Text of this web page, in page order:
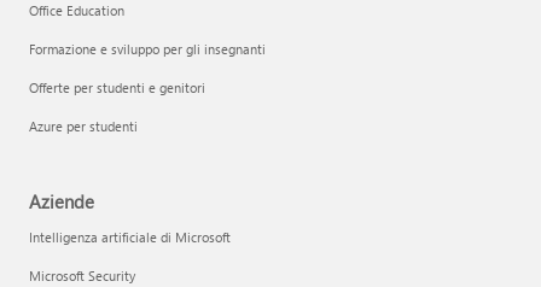
Office Education
Formazione e sviluppo per gli insegnanti
Offerte per studenti e genitori
Azure per studenti
Aziende
Intelligenza artificiale di Microsoft
Microsoft Security